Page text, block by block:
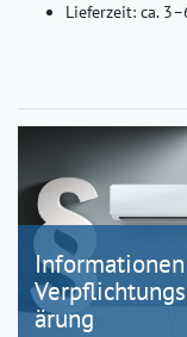
Lieferzeit: ca.
ärung